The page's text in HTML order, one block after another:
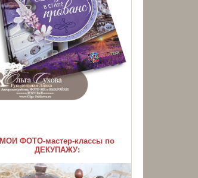
МОИ ФОТО-мастер-классы по
ДЕКУПАЖУ: